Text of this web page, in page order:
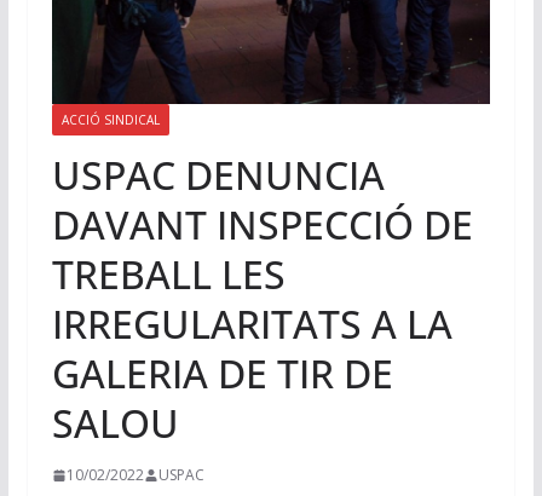
ACCIÓ SINDICAL
USPAC DENUNCIA
DAVANT INSPECCIÓ DE
TREBALL LES
IRREGULARITATS A LA
GALERIA DE TIR DE
SALOU
10/02/2022 USPAC